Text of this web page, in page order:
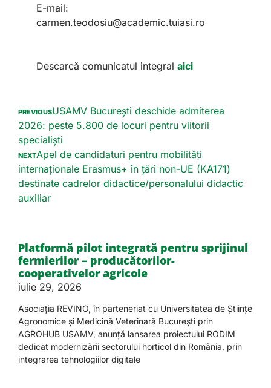
E-mail:
carmen.teodosiu@academic.tuiasi.ro
Descarcă comunicatul integral aici
PREVIOUSUSAMV București deschide admiterea
2026: peste 5.800 de locuri pentru viitorii
specialiști
NEXTApel de candidaturi pentru mobilități
internaționale Erasmus+ în țări non-UE (KA171)
destinate cadrelor didactice/personalului didactic
auxiliar
Platformă pilot integrată pentru sprijinul
fermierilor – producătorilor-
cooperativelor agricole
iulie 29, 2026
Asociația REVINO, în parteneriat cu Universitatea de Științe
Agronomice și Medicină Veterinară București prin
AGROHUB USAMV, anunță lansarea proiectului RODIM
dedicat modernizării sectorului horticol din România, prin
integrarea tehnologiilor digitale